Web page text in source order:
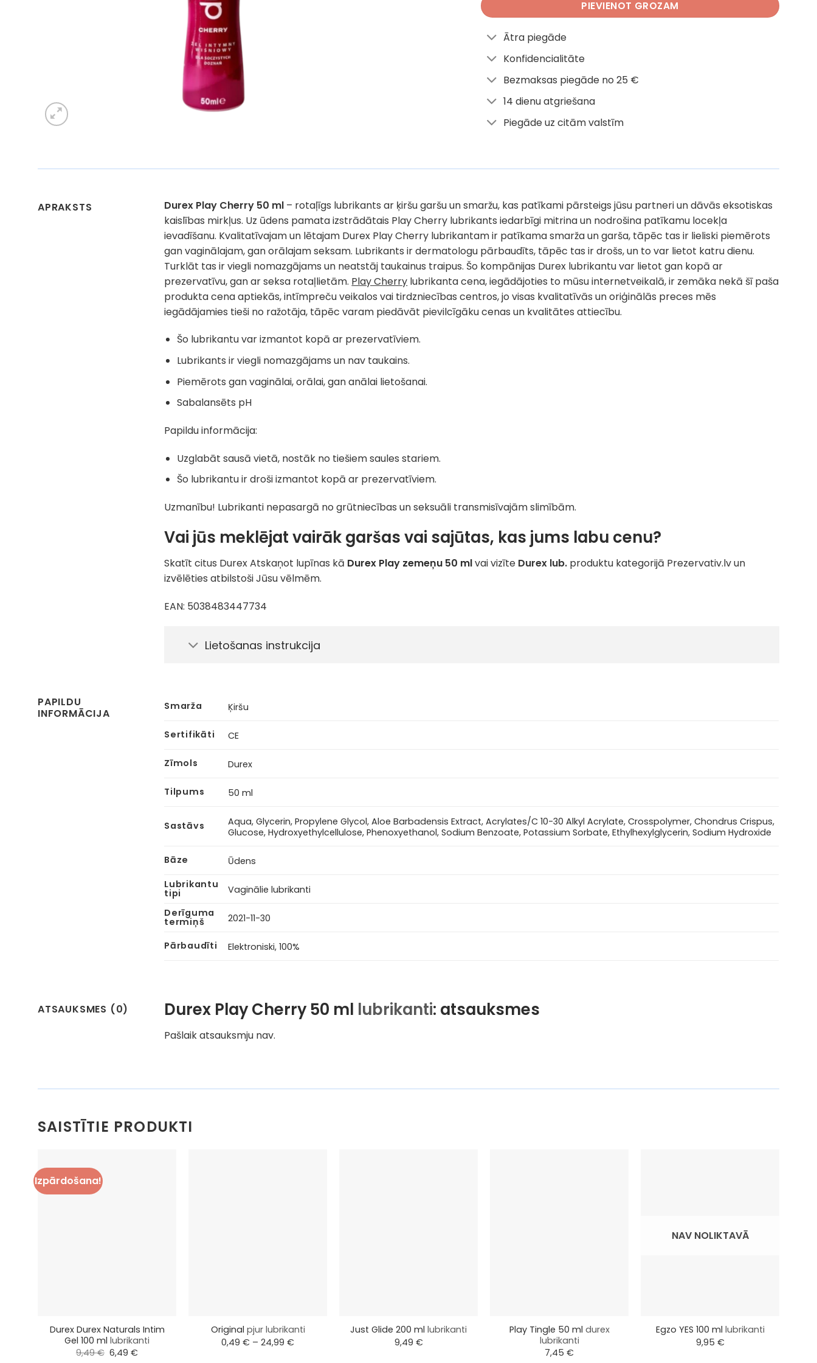
PIEVIENOT GROZAM
Ātra piegāde
Konfidencialitāte
Bezmaksas piegāde no 25 €
14 dienu atgriešana
Piegāde uz citām valstīm
APRAKSTS Durex Play Cherry 50 ml – rotaļīgs lubrikants ar ķiršu garšu un smaržu, kas patīkami pārsteigs jūsu partneri un dāvās eksotiskas
kaislības mirkļus. Uz ūdens pamata izstrādātais Play Cherry lubrikants iedarbīgi mitrina un nodrošina patīkamu locekļa
ievadīšanu. Kvalitatīvajam un lētajam Durex Play Cherry lubrikantam ir patīkama smarža un garša, tāpēc tas ir lieliski piemērots
gan vaginālajam, gan orālajam seksam. Lubrikants ir dermatologu pārbaudīts, tāpēc tas ir drošs, un to var lietot katru dienu.
Turklāt tas ir viegli nomazgājams un neatstāj taukainus traipus. Šo kompānijas Durex lubrikantu var lietot gan kopā ar
prezervatīvu, gan ar seksa rotaļlietām. Play Cherry lubrikanta cena, iegādājoties to mūsu internetveikalā, ir zemāka nekā šī paša
produkta cena aptiekās, intīmpreču veikalos vai tirdzniecības centros, jo visas kvalitatīvās un oriģinālās preces mēs
iegādājamies tieši no ražotāja, tāpēc varam piedāvāt pievilcīgāku cenas un kvalitātes attiecību.
Šo lubrikantu var izmantot kopā ar prezervatīviem.
Lubrikants ir viegli nomazgājams un nav taukains.
Piemērots gan vaginālai, orālai, gan anālai lietošanai.
Sabalansēts pH
Papildu informācija:
Uzglabāt sausā vietā, nostāk no tiešiem saules stariem.
Šo lubrikantu ir droši izmantot kopā ar prezervatīviem.
Uzmanību! Lubrikanti nepasargā no grūtniecības un seksuāli transmisīvajām slimībām.
Vai jūs meklējat vairāk garšas vai sajūtas, kas jums labu cenu?
Skatīt citus Durex Atskaņot lupīnas kā Durex Play zemeņu 50 mlvai vizīte Durex lub. produktu kategorijā Prezervativ.lv un
izvēlēties atbilstoši Jūsu vēlmēm.
EAN: 5038483447734
Lietošanas instrukcija
PAPILDU
INFORMĀCIJA
Smarža Ķiršu
Sertifikāti CE
Zīmols Durex
Tilpums 50 ml
Sastāvs
Aqua, Glycerin, Propylene Glycol, Aloe Barbadensis Extract, Acrylates/C 10-30 Alkyl Acrylate, Crosspolymer, Chondrus Crispus,
Glucose, Hydroxyethylcellulose, Phenoxyethanol, Sodium Benzoate, Potassium Sorbate, Ethylhexylglycerin, Sodium Hydroxide
Bāze
Ūdens
Lubrikantu
tipi
Vaginālie lubrikanti
Derīguma
termiņš 2021-11-30
Pārbaudīti Elektroniski, 100%
ATSAUKSMES (0) Durex Play Cherry 50 ml lubrikanti: atsauksmes
Pašlaik atsauksmju nav.
SAISTĪTIE PRODUKTI
Izpārdošana!
Durex Durex Naturals Intim
Gel 100 ml lubrikanti
9,49€ Original
6,49€
Original pjur lubrikanti
0,49 € – 24,99 €
Just Glide 200 ml lubrikanti
9,49 €
Play Tingle 50 ml durex
lubrikanti
7,45 €
NAV NOLIKTAVĀ
Egzo YES 100 ml lubrikanti
9,95 €